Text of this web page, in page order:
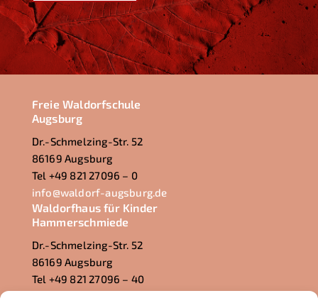
Freie Waldorfschule
Augsburg
Dr.-Schmelzing-Str. 52
86169 Augsburg
Tel +49 821 27096 – 0
info@waldorf-augsburg.de
Waldorfhaus für Kinder
Hammerschmiede
Dr.-Schmelzing-Str. 52
86169 Augsburg
Tel +49 821 27096 – 40